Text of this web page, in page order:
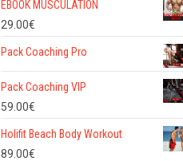
EBOOK MUSCULATION
29.00€
Pack Coaching Pro
Pack Coaching VIP
59.00€
Holifit Beach Body Workout
89.00€